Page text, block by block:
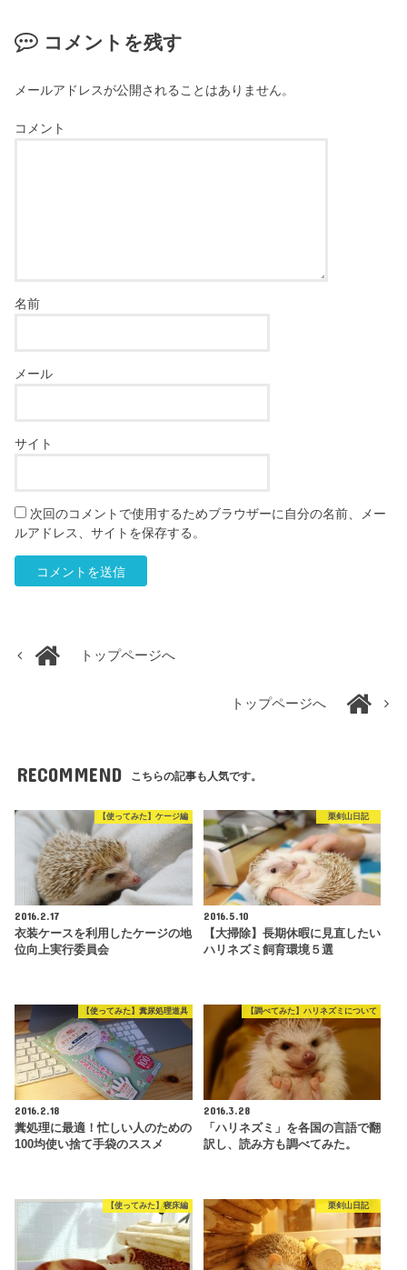
コメントを残す
メールアドレスが公開されることはありません。
コメント
名前
メール
サイト
次回のコメントで使用するためブラウザーに自分の名前、メー
ルアドレス、サイトを保存する。
トップページへ
トップページへ
RECOMMEND こちらの記事も人気です。
【使ってみた】ケージ編
2016.2.17
衣装ケースを利用したケージの地
位向上実行委員会
栗剣山日記
2016.5.10
【大掃除】長期休暇に見直したい
ハリネズミ飼育環境５選
【使ってみた】糞尿処理道具
2016.2.18
糞処理に最適！忙しい人のための
100均使い捨て手袋のススメ
【調べてみた】ハリネズミについて
2016.3.28
「ハリネズミ」を各国の言語で翻
訳し、読み方も調べてみた。
【使ってみた】寝床編 栗剣山日記